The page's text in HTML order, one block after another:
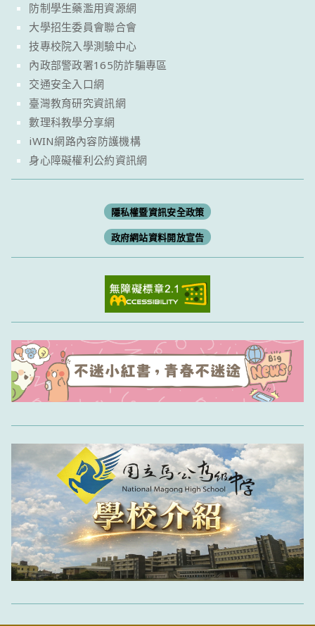
防制學生藥濫用資源網
大學招生委員會聯合會
技專校院入學測驗中心
內政部警政署165防詐騙專區
交通安全入口網
臺灣教育研究資訊網
數理科教學分享網
iWIN網路內容防護機構
身心障礙權利公約資訊網
隱私權暨資訊安全政策
政府網站資料開放宣告